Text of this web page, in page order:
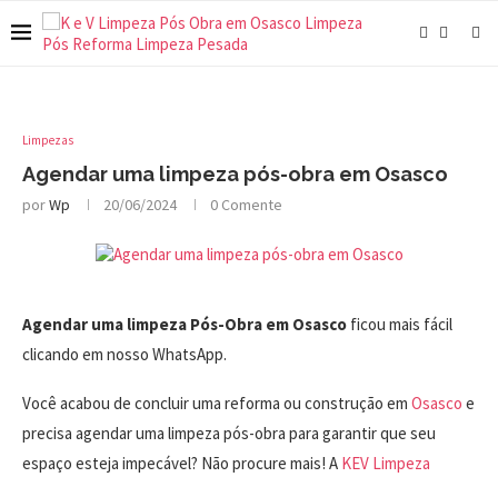
Limpezas
Agendar uma limpeza pós-obra em Osasco
porWp 20/06/2024 0 Comente
Agendar uma limpeza Pós-Obra em Osasco ficou mais fácil
clicando em nosso WhatsApp.
Você acabou de concluir uma reforma ou construção em Osasco e
precisa agendar uma limpeza pós-obra para garantir que seu
espaço esteja impecável? Não procure mais! A KEV Limpeza